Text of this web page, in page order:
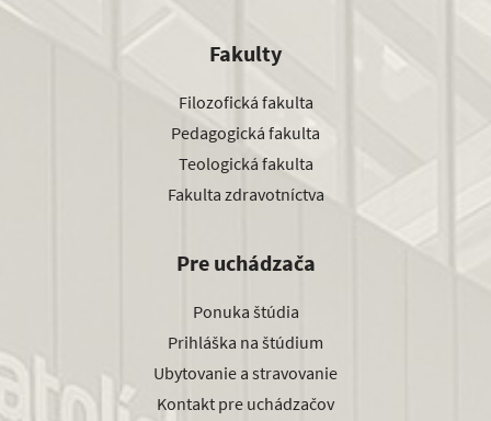
Fakulty
Filozofická fakulta
Pedagogická fakulta
Teologická fakulta
Fakulta zdravotníctva
Pre uchádzača
Ponuka štúdia
Prihláška na štúdium
Ubytovanie a stravovanie
Kontakt pre uchádzačov